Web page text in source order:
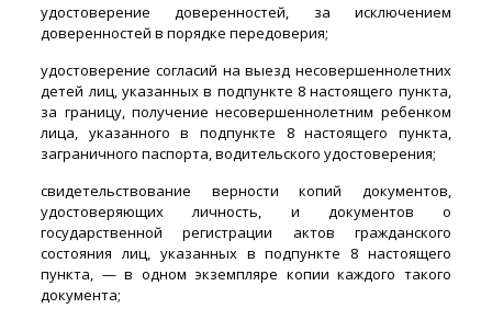
удостоверение доверенностей, за исключением
доверенностей в порядке передоверия;
удостоверение согласий на выезд несовершеннолетних
детей лиц, указанных в подпункте 8 настоящего пункта,
за границу, получение несовершеннолетним ребенком
лица, указанного в подпункте 8 настоящего пункта,
заграничного паспорта, водительского удостоверения;
свидетельствование верности копий документов,
удостоверяющих личность, и документов о
государственной регистрации актов гражданского
состояния лиц, указанных в подпункте 8 настоящего
пункта, — в одном экземпляре копии каждого такого
документа;